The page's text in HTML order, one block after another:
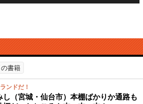
の書籍
ンドだ！
し（宮城・仙台市）本棚ばかりか通路も